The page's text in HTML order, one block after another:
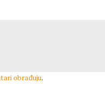
obrađuju.